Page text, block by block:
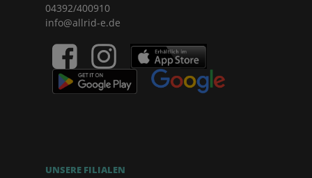
04392/400910
info@allrid-e.de
UNSERE FILIALEN